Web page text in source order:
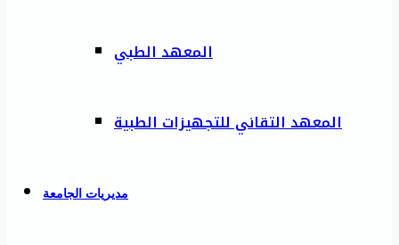
المعهد الطبي
المعهد التقاني للتجهيزات الطبية
مديريات الجامعة